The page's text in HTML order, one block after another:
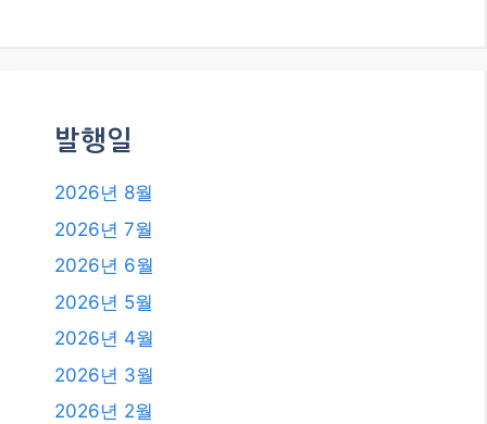
발행일
2026년 8월
2026년 7월
2026년 6월
2026년 5월
2026년 4월
2026년 3월
2026년 2월